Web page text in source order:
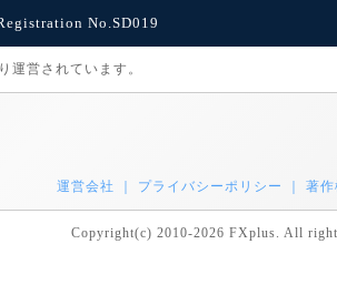
No.SD019
営されています。
運営会社 プライバシーポリシー 著作
Copyright(c) 2010-2026 FXplus. All